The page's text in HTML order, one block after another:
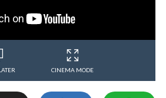
CINEMA MODE